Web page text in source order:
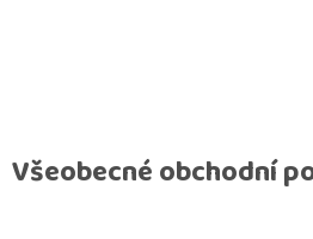
Všeobecné obchodní